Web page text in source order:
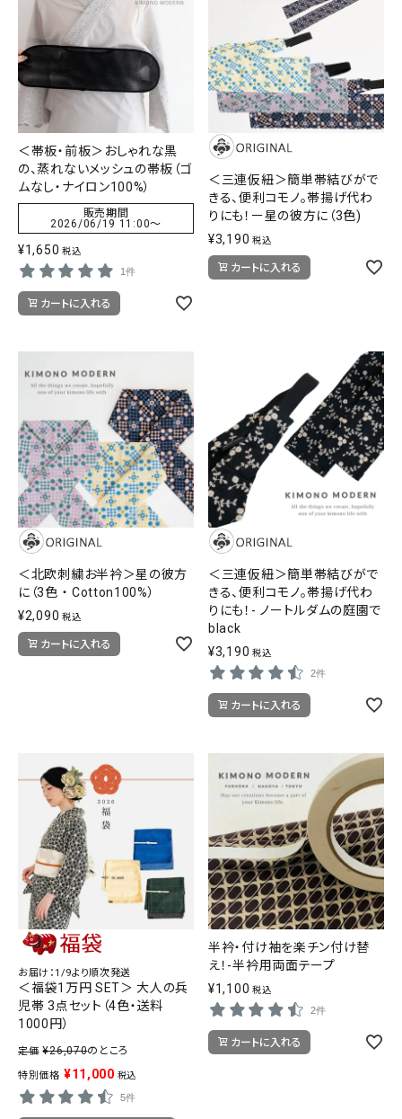
＜帯板・前板＞おしゃれな黒
の、蒸れないメッシュの帯板（ゴ
ムなし・ナイロン100%）
販売期間
2026/06/19 11:00〜
¥1,650 税込
1件
カートに入れる
＜三連仮紐＞簡単帯結びがで
きる、便利コモノ。帯揚げ代わ
りにも！ー星の彼方に（3色)
¥3,190 税込
カートに入れる
＜北欧刺繍お半衿＞星の彼方
に（3色 ・ Cotton100%）
¥2,090 税込
カートに入れる
＜三連仮紐＞簡単帯結びがで
きる、便利コモノ。帯揚げ代わ
りにも！- ノートルダムの庭園で
black
¥3,190 税込
2件
カートに入れる
お届け：1/9より順次発送
＜福袋1万円 SET＞ 大人の兵
児帯 3点セット（4色・送料
1000円）
定価 ¥26,070のところ
特別価格 ¥11,000 税込
5件
半衿・付け袖を楽チン付け替
え！-半衿用両面テープ
¥1,100 税込
2件
カートに入れる